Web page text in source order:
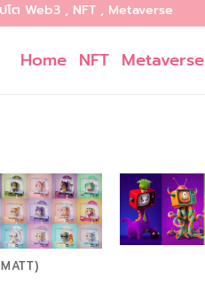
โต Web3 , NFT , Metaverse
Home NFT Metaverse